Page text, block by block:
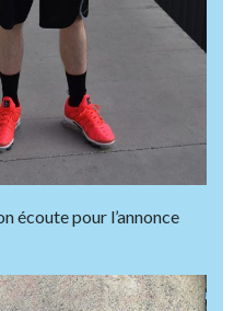
écoute pour l’annonce